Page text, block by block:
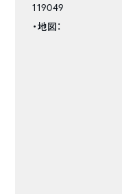
119049
・地図：